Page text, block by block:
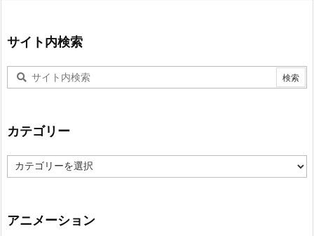
サイト内検索
カテゴリー
テ
ー
アニメーション